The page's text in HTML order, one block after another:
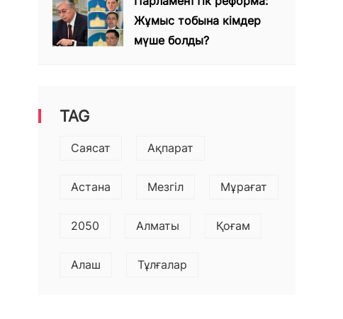
Жұмыс тобына кімдер
мүше болды?
TAG
Саясат Ақпарат
Астана Мезгіл Мұрағат
2050 Алматы Қоғам
Алаш Тұлғалар